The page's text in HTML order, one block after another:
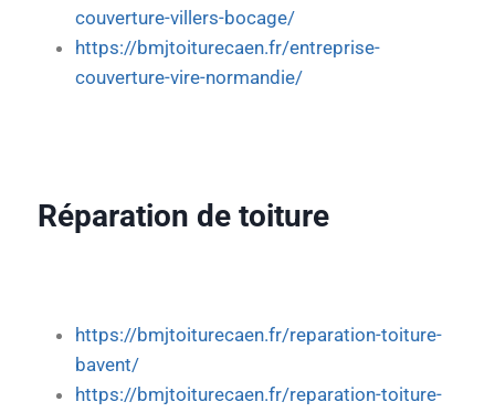
couverture-villers-bocage/
https://bmjtoiturecaen.fr/entreprise-
couverture-vire-normandie/
Réparation de toiture
https://bmjtoiturecaen.fr/reparation-toiture-
bavent/
https://bmjtoiturecaen.fr/reparation-toiture-